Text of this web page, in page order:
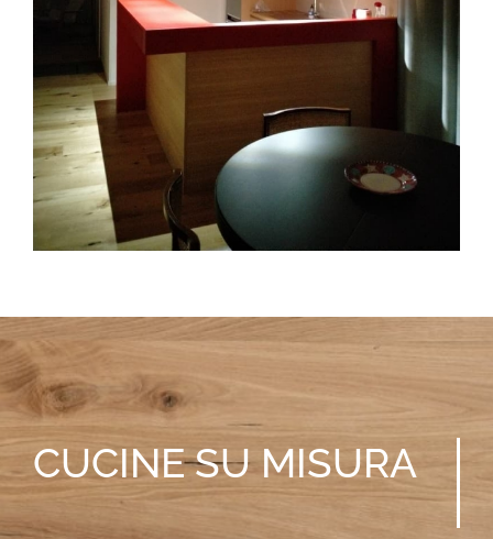
CUCINE SU MISURA